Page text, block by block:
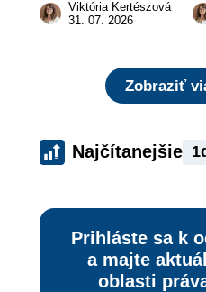
legálne a bez
Viktória Kertészová
31. 07. 2026
Zobraziť
Najčítanejšie
Prihláste sa k
a majte
oblasti